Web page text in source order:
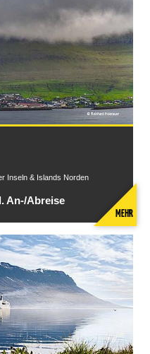
Inseln & Islands Norden
An-/Abreise
MEHR